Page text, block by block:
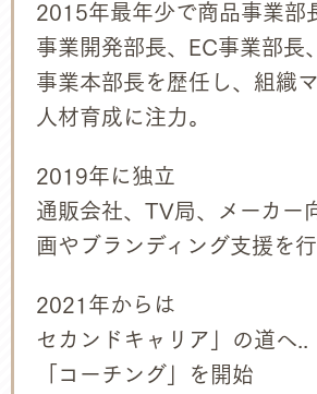
2015年最年少で商品事業部
事業開発部長、EC事業部長、
事業本部長を歴任し、組織
人材育成に注力。
2019年に独立
通販会社、TV局、メーカー
画やブランディング支援を行
2021年からは
セカンドキャリア」の道へ..
「コーチング」を開始